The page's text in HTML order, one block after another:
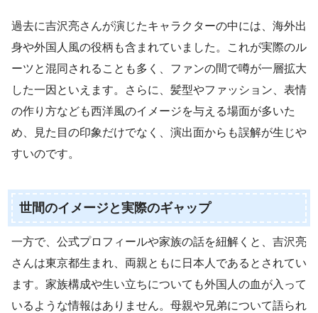
過去に吉沢亮さんが演じたキャラクターの中には、海外出
身や外国人風の役柄も含まれていました。これが実際のル
ーツと混同されることも多く、ファンの間で噂が一層拡大
した一因といえます。さらに、髪型やファッション、表情
の作り方なども西洋風のイメージを与える場面が多いた
め、見た目の印象だけでなく、演出面からも誤解が生じや
すいのです。
世間のイメージと実際のギャップ
一方で、公式プロフィールや家族の話を紐解くと、吉沢亮
さんは東京都生まれ、両親ともに日本人であるとされてい
ます。家族構成や生い立ちについても外国人の血が入って
いるような情報はありません。母親や兄弟について語られ